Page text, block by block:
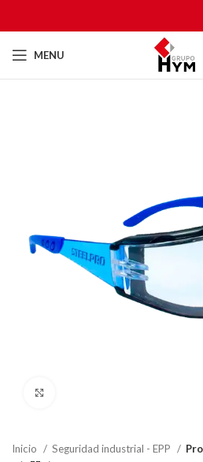
MENU
Inicio Seguridad industrial - EPP